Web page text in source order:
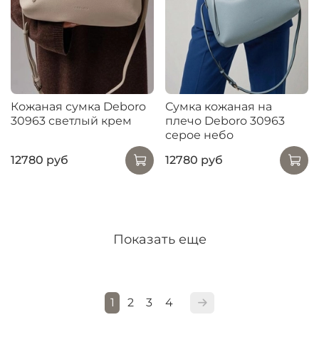
Кожаная сумка Deboro
30963 светлый крем
12780 руб
Сумка кожаная на
плечо Deboro 30963
серое небо
12780 руб
Показать еще
1 2 3 4